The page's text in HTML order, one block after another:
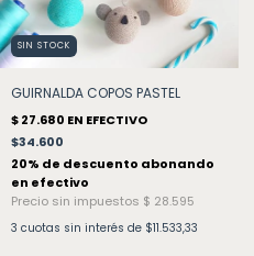
SIN STOCK
GUIRNALDA COPOS PASTEL
$34.600
3 cuotas sin interés de $11.533,33